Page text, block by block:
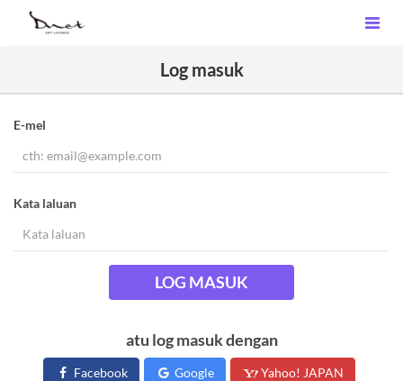
Log masuk
E-mel
Kata laluan
LOG MASUK
atu log masuk dengan
Facebook Google Yahoo! JAPAN